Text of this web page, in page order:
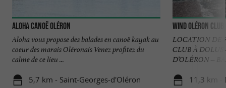
Aloha Canoë Oléron
Aloha vous propose des balades en canoë kayak au
coeur des marais Oléronais Venez profitez du
calme de ce lieu ...
5,7 km - Saint-Georges-d'Oléron
Wind Oléron Club
LOCATION DE
CLUB À
D’OLÉRON –
11,3 km -